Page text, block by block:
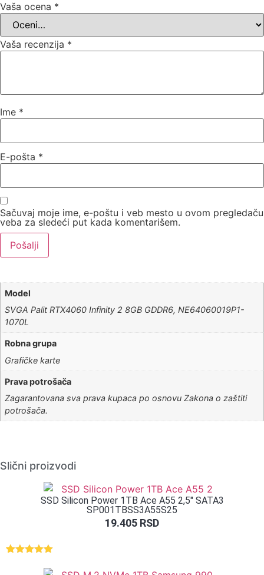
Vaša ocena *
Vaša recenzija *
Ime *
E-pošta *
Sačuvaj moje ime, e-poštu i veb mesto u ovom pregledaču
veba za sledeći put kada komentarišem.
Model
SVGA Palit RTX4060 Infinity 2 8GB GDDR6, NE64060019P1-
1070L
Robna grupa
Grafičke karte
Prava potrošača
Zagarantovana sva prava kupaca po osnovu Zakona o zaštiti
potrošača.
Slični proizvodi
SSD Silicon Power 1TB Ace A55 2,5″ SATA3
SP001TBSS3A55S25
19.405 RSD
od 5